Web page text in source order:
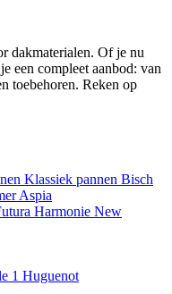
dakmaterialen. Of je nu
een compleet aanbod: van
toebehoren. Reken op
Klassiek pannen Bisch
Aspia
Harmonie New
1 Huguenot